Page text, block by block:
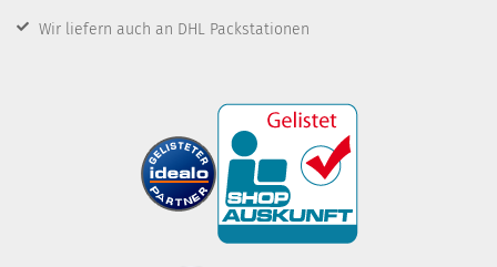
Wir liefern auch an DHL Packstationen